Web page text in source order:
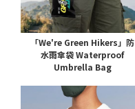
「We're Green Hikers」防
水雨傘袋 Waterproof
Umbrella Bag